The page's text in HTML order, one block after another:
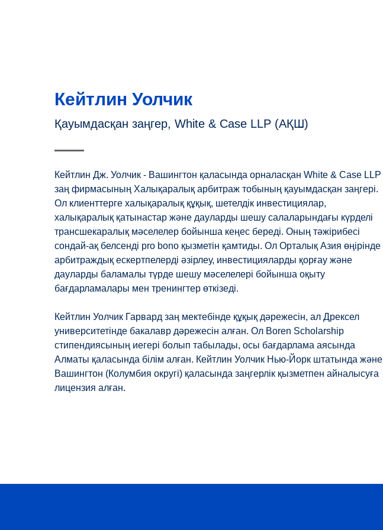
Кейтлин Уолчик
Қауымдасқан заңгер, White & Case LLP (АҚШ)
Кейтлин Дж. Уолчик - Вашингтон қаласында орналасқан White & Case LLP
заң фирмасының Халықаралық арбитраж тобының қауымдасқан заңгері.
Ол клиенттерге халықаралық құқық, шетелдік инвестициялар,
халықаралық қатынастар және дауларды шешу салаларындағы күрделі
трансшекаралық мәселелер бойынша кеңес береді. Оның тәжірибесі
сондай-ақ белсенді pro bono қызметін қамтиды. Ол Орталық Азия өңірінде
арбитраждық ескертпелерді әзірлеу, инвестицияларды қорғау және
дауларды баламалы түрде шешу мәселелері бойынша оқыту
бағдарламалары мен тренингтер өткізеді.
Кейтлин Уолчик Гарвард заң мектебінде құқық дәрежесін, ал Дрексел
университетінде бакалавр дәрежесін алған. Ол Boren Scholarship
стипендиясының иегері болып табылады, осы бағдарлама аясында
Алматы қаласында білім алған. Кейтлин Уолчик Нью-Йорк штатында және
Вашингтон (Колумбия округі) қаласында заңгерлік қызметпен айналысуға
лицензия алған.